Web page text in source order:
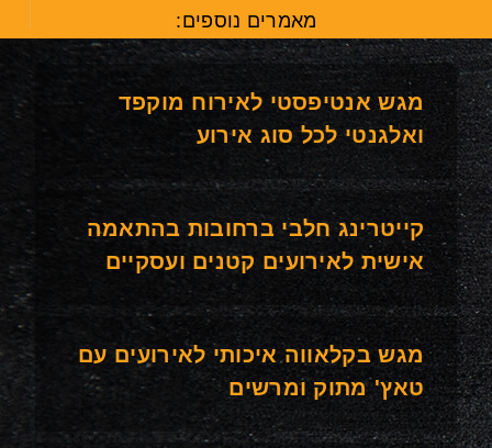
מאמרים נוספים:
מגש אנטיפסטי לאירוח מוקפד
ואלגנטי לכל סוג אירוע
קייטרינג חלבי ברחובות בהתאמה
אישית לאירועים קטנים ועסקיים
מגש בקלאווה איכותי לאירועים עם
טאץ' מתוק ומרשים